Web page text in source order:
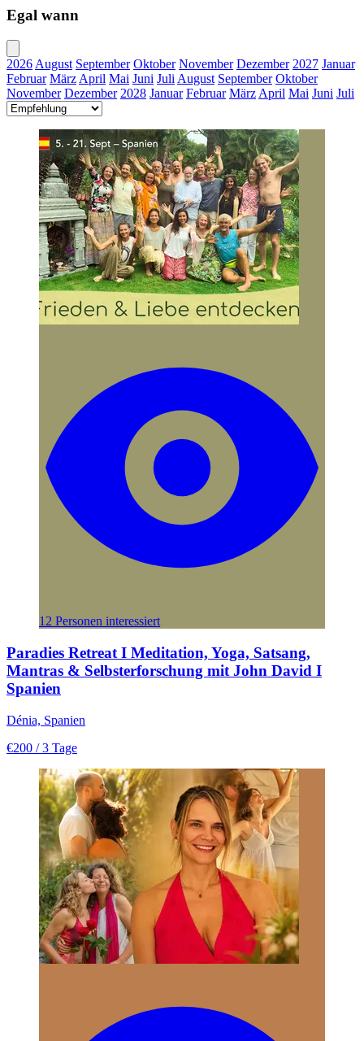
Egal wann
2026 August September Oktober November Dezember 2027 Januar
Februar März April Mai Juni Juli August September Oktober
November Dezember 2028 Januar Februar März April Mai Juni Juli
12 Personen interessiert
Paradies Retreat I Meditation, Yoga, Satsang,
Mantras & Selbsterforschung mit John David I
Spanien
Dénia, Spanien
€200 / 3 Tage